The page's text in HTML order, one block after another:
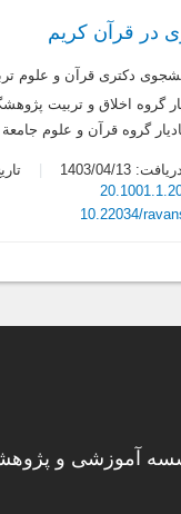
در قرآن کریم
دکتری قرآن و علوم
گروه اخلاق و تربیت
گروه قرآن و علوم
1403/04/13
10.22034/
آموزشی و